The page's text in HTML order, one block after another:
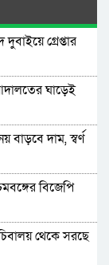
গ্রেপ্তার
ঘাড়েই
দাম, স্বর্ণ
বিজেপি
থেকে সরছে